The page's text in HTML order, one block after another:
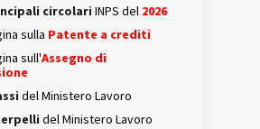
circolari INPS del 2026
sulla Patente a crediti
sull'Assegno di
del Ministero Lavoro
del Ministero Lavoro